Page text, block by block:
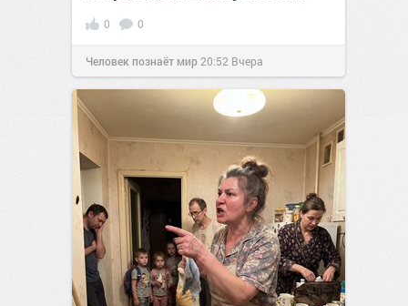
0 0
Человек познаёт мир 20:52 Вчера